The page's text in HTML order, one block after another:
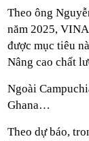
Theo ông
năm 2025,
được mục tiêu
Nâng cao chất
Ngoài
Ghana…
Theo dự báo,